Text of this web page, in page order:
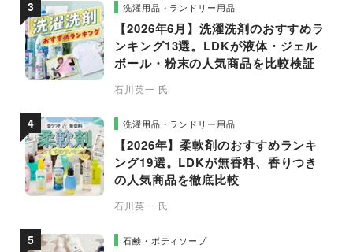
洗濯用品・ランドリー用品
【2026年6月】洗濯洗剤のおすすめラ
ンキング13選。LDKが液体・ジェル
ボール・粉末の人気商品を比較検証
石川英一 氏
洗濯用品・ランドリー用品
【2026年】柔軟剤のおすすめランキ
ング19選。LDKが無香料、香りつき
の人気商品を徹底比較
石川英一 氏
石鹸・ボディソープ